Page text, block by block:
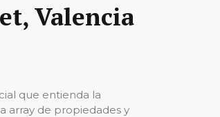
Valencia
que entienda la
array de propiedades y